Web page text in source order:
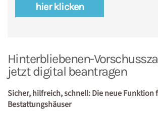
hier klicken
Hinterbliebenen-
jetzt digital beantragen
Sicher, hilfreich, schnell: Die neue Funktion
Bestattungshäuser